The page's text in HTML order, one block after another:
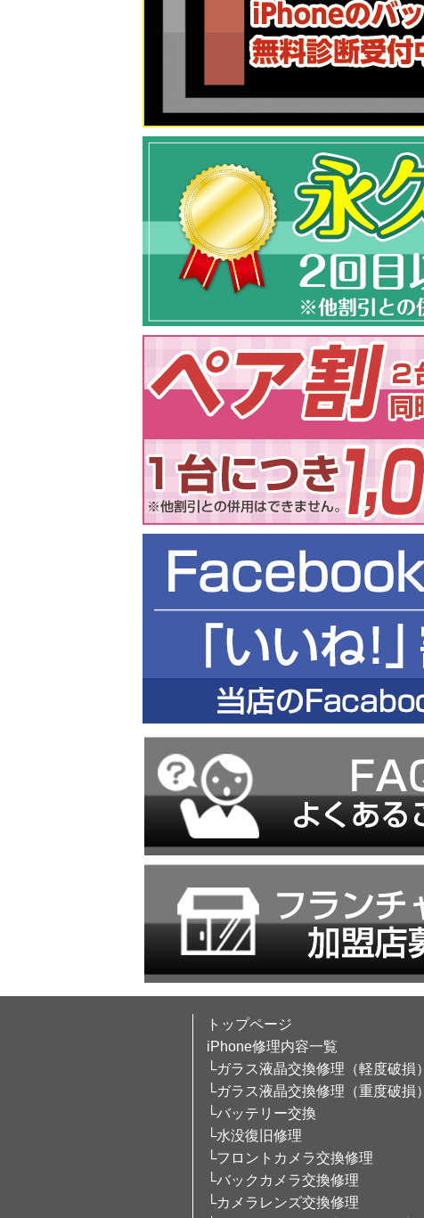
トップページ
iPhone修理内容一覧
└ガラス液晶交換修理（軽度破損）
└ガラス液晶交換修理（重度破損）
└バッテリー交換
└水没復旧修理
└フロントカメラ交換修理
└バックカメラ交換修理
└カメラレンズ交換修理